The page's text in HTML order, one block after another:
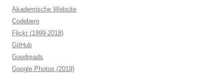
Akademische Website
Codeberg
Flickr (1999-2018)
GitHub
Goodreads
Google Photos (2019)